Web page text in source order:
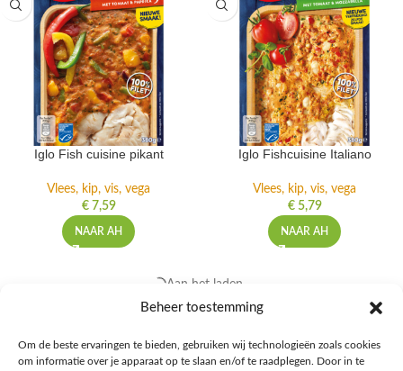
Beheer toestemming
Om de beste ervaringen te bieden, gebruiken wij technologieën zoals cookies
om informatie over je apparaat op te slaan en/of te raadplegen. Door in te
Vlees, kip, vis, vega
€ 7,59
NAAR AH
Vlees, kip, vis, vega
€ 5,79
NAAR AH